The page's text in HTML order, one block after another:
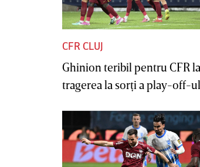
CFR CLUJ
Ghinion teribil pentru CFR la
tragerea la sorţi a play-off-